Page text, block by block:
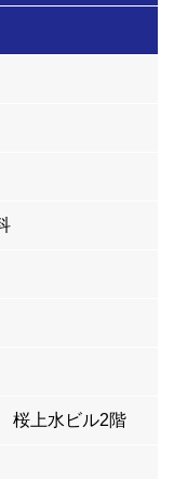
桜上水ビル2階